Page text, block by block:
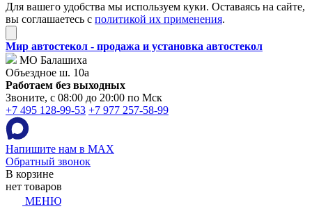
Для вашего удобства мы используем куки. Оставаясь на сайте,
вы соглашаетесь с политикой их применения.
Мир автостекол - продажа и установка автостекол
МО Балашиха
Объездное ш. 10а
Работаем без выходных
Звоните, с 08:00 до 20:00 по Мск
+7 495 128-99-53 +7 977 257-58-99
Напишите нам в MAX
Обратный звонок
В корзине
нет товаров
МЕНЮ